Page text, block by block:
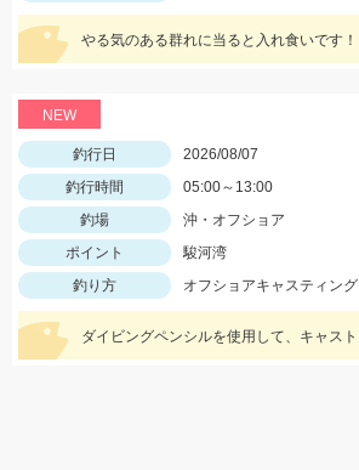
NEW
釣行日
2026/08/07
釣行時間
05:00～13:00
釣場
沖・オフショア
ポイント
駿河湾
釣り方
オフショアキャスティング